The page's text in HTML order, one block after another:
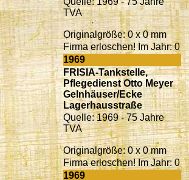
TVA
Originalgröße: 0 x 0 mm
Firma erloschen! Im Jahr: 0
1969
FRISIA-Tankstelle,
Pflegedienst Otto Meyer
Gelnhäuser/Ecke
Lagerhausstraße
Quelle: 1969 - 75 Jahre
TVA
Originalgröße: 0 x 0 mm
Firma erloschen! Im Jahr: 0
1969